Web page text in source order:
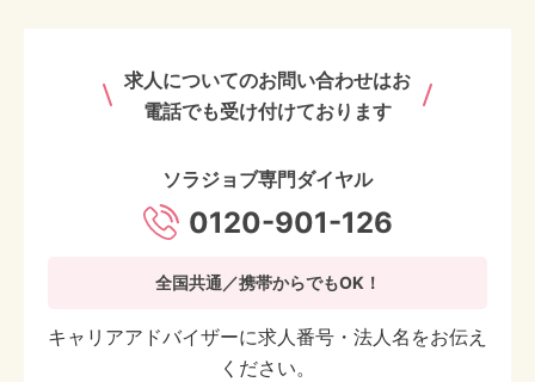
求人についてのお問い合わせはお
電話でも受け付けております
ソラジョブ専門ダイヤル
0120-901-126
全国共通／携帯からでもOK！
キャリアアドバイザーに求人番号・法人名をお伝え
ください。